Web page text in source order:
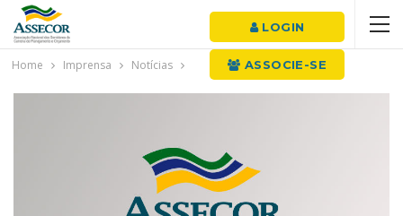
LOGIN
ASSOCIE-SE
Home Imprensa Notícias